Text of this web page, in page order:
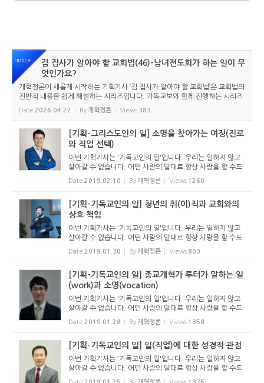
notice
김 집사가 알아야 할 교회법(46)-남녀전도회가 하는 일이 무
엇인가요?
개혁정론이 새롭게 시작하는 기획기사 ‘김 집사가 알아야 할 교회법’은 교회법의
전반적 내용을 쉽게 해설하는 시리즈입니다. 기독교보와 함께 진행하는 시리즈
로서 여기에 싣는 것은 기독교보의 허락을 받았습니다. 글 내용은 기독교보에
Date 2026.04.22 By 개혁정론 Views 383
[기획-그리스도인의 일] 소명을 찾아가는 여정(진로
와 직업 선택)
이번 기획기사는 '기독교인의 일'입니다. 우리는 일하지 않고
살아갈 수 없습니다. 어떤 사람의 말대로 항상 사랑을 할 수도
없고, 항상 잠만 잘 수도 없지만 우리는 항상 일하며 삽니다.
이렇게 항상 세상속에서 일해야 하는 우리가 의외로 일하기
Date 2019.02.10 By 개혁정론 Views 1260
[기획-기독교인의 일] 청년의 취(이)직과 교회와의
상호 책임
이번 기획기사는 '기독교인의 일'입니다. 우리는 일하지 않고
살아갈 수 없습니다. 어떤 사람의 말대로 항상 사랑을 할 수도
없고, 항상 잠만 잘 수도 없지만 우리는 항상 일하며 삽니다.
이렇게 항상 세상속에서 일해야 하는 우리가 의외로 일하기
Date 2019.01.30 By 개혁정론 Views 803
[기획-기독교인의 일] 종교개혁가 루터가 말하는 일
(work)과 소명(vocation)
이번 기획기사는 '기독교인의 일'입니다. 우리는 일하지 않고
살아갈 수 없습니다. 어떤 사람의 말대로 항상 사랑을 할 수도
없고, 항상 잠만 잘 수도 없지만 우리는 항상 일하며 삽니다.
이렇게 항상 세상속에서 일해야 하는 우리가 의외로 일하기
Date 2019.01.28 By 개혁정론 Views 1358
[기획-기독교인의 일] 일(직업)에 대한 성경적 관점
이번 기획기사는 '기독교인의 일'입니다. 우리는 일하지 않고
살아갈 수 없습니다. 어떤 사람의 말대로 항상 사랑을 할 수도
없고, 항상 잠만 잘 수도 없지만 우리는 항상 일하며 삽니다.